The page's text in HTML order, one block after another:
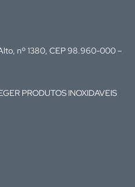
nº 1380, CEP 98.960-000 –
PRODUTOS INOXIDAVEIS